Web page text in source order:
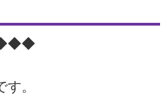
◆◆◆
。